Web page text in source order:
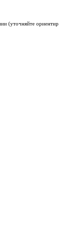
(уточняйте ориентир